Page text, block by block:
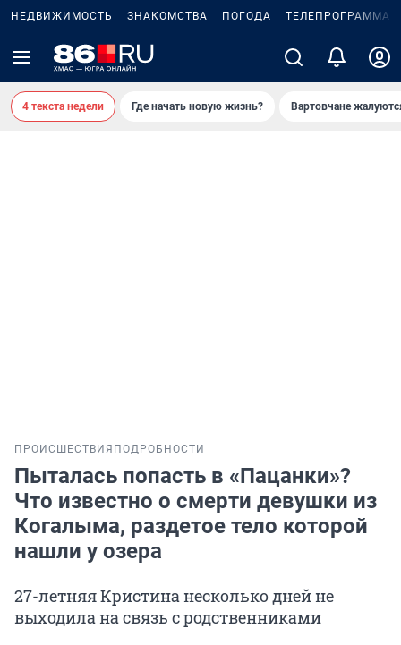
НЕДВИЖИМОСТЬ ЗНАКОМСТВА ПОГОДА ТЕЛЕПРОГРАММА
4 текста недели Где начать новую жизнь? Вартовчане
ПРОИСШЕСТВИЯ ПОДРОБНОСТИ
Пыталась попасть в «Пацанки»?
Что известно о смерти девушки из
Когалыма, раздетое тело которой
нашли у озера
27-летняя Кристина несколько дней не
выходила на связь с родственниками